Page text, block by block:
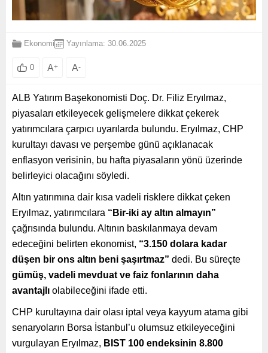
Ekonomi Yayınlama: 30.06.2025
0 A+ A-
ALB Yatırım Başekonomisti Doç. Dr. Filiz Eryılmaz,
piyasaları etkileyecek gelişmelere dikkat çekerek
yatırımcılara çarpıcı uyarılarda bulundu. Eryılmaz, CHP
kurultayı davası ve perşembe günü açıklanacak
enflasyon verisinin, bu hafta piyasaların yönü üzerinde
belirleyici olacağını söyledi.
Altın yatırımına dair kısa vadeli risklere dikkat çeken
Eryılmaz, yatırımcılara “Bir-iki ay altın almayın”
çağrısında bulundu. Altının baskılanmaya devam
edeceğini belirten ekonomist, “3.150 dolara kadar
düşen bir ons altın beni şaşırtmaz” dedi. Bu süreçte
gümüş, vadeli mevduat ve faiz fonlarının daha
avantajlı olabileceğini ifade etti.
CHP kurultayına dair olası iptal veya kayyum atama gibi
senaryoların Borsa İstanbul’u olumsuz etkileyeceğini
vurgulayan Eryılmaz, BIST 100 endeksinin 8.800